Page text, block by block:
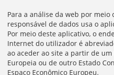
Para a análise da web por meio
responsável de dados usa o
Por meio deste aplicativo, o
Internet do utilizador é
ao aceder ao site a partir de
Europeia ou de outro Estado
Espaço Econômico Europeu.